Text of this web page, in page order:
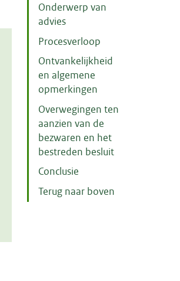
Onderwerp van
advies
Procesverloop
Ontvankelijkheid
en algemene
opmerkingen
Overwegingen ten
aanzien van de
bezwaren en het
bestreden besluit
Conclusie
Terug naar boven